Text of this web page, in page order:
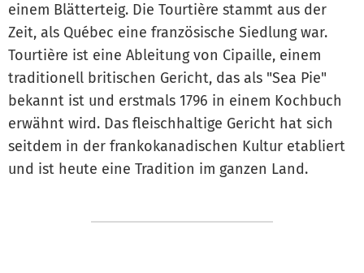
einem Blätterteig. Die Tourtière stammt aus der
Zeit, als Québec eine französische Siedlung war.
Tourtière ist eine Ableitung von Cipaille, einem
traditionell britischen Gericht, das als "Sea Pie"
bekannt ist und erstmals 1796 in einem Kochbuch
erwähnt wird. Das fleischhaltige Gericht hat sich
seitdem in der frankokanadischen Kultur etabliert
und ist heute eine Tradition im ganzen Land.